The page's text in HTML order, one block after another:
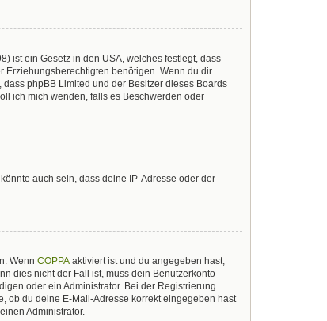
ist ein Gesetz in den USA, welches festlegt, dass
Erziehungsberechtigten benötigen. Wenn du dir
phpBB Limited und der Besitzer dieses Boards
ich mich wenden, falls es Beschwerden oder
auch sein, dass deine IP-Adresse oder der
Wenn COPPA aktiviert ist und du angegeben hast,
dies nicht der Fall ist, muss dein Benutzerkonto
oder ein Administrator. Bei der Registrierung
ob du deine E-Mail-Adresse korrekt eingegeben hast
Administrator.